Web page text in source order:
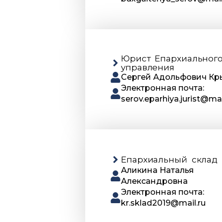
Юрист Епархиального
управления
Сергей Адольфович
Электронная почта:
Епархиальный склад
Аликина Наталья
Александровна
Электронная почта:
kr.sklad2019@mail.ru